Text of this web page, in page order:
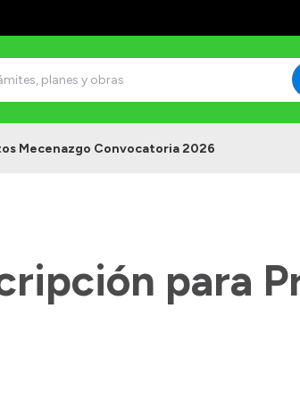
Mecenazgo Convocatoria 2026
para